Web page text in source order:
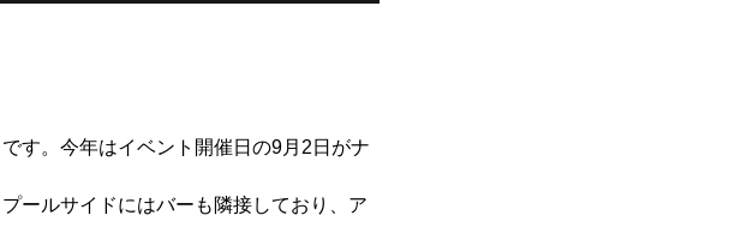
す。今年はイベント開催日の9月2日がナ
ールサイドにはバーも隣接しており、ア